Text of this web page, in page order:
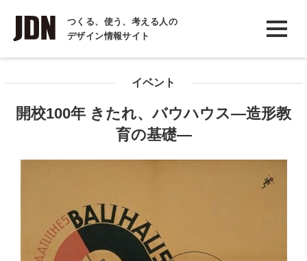
つくる、使う、考える人の
デザイン情報サイト
INTERVIEW
インタビュー
イベント
開校100年 きたれ、バウハウス―造形教
育の基礎―